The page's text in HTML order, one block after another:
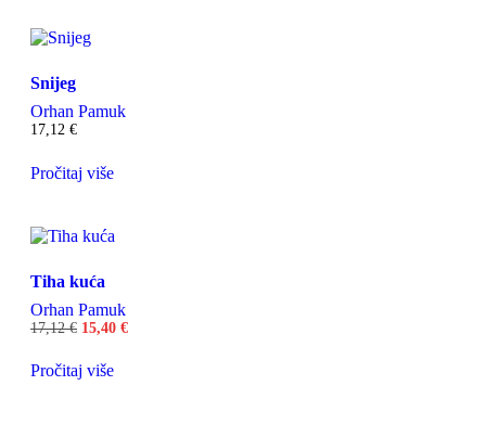
Snijeg
Orhan Pamuk
17,12 €
Pročitaj više
Tiha kuća
Orhan Pamuk
17,12€ 15,40 €
Pročitaj više